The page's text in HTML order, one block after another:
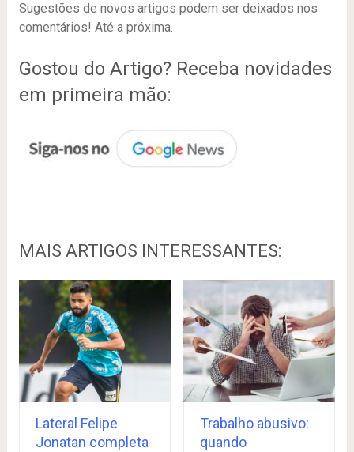
Sugestões de novos artigos podem ser deixados nos
comentários! Até a próxima.
Gostou do Artigo? Receba novidades
em primeira mão:
MAIS ARTIGOS INTERESSANTES:
Lateral Felipe
Jonatan completa
Trabalho abusivo:
quando